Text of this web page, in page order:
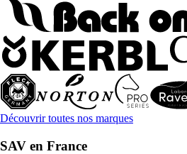
Découvrir toutes nos marques
SAV en France